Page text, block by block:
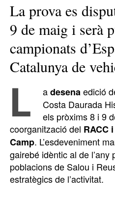
La prova es
9 de maig i serà
campionats
Catalunya de
L adesenaedició
Costa Daurada
els pròxims 8 i 9
coorganització del RACC
Camp. L’esdeveniment
gairebé idèntic al de l’any
poblacions de Salou i
estratègics de l’activitat.